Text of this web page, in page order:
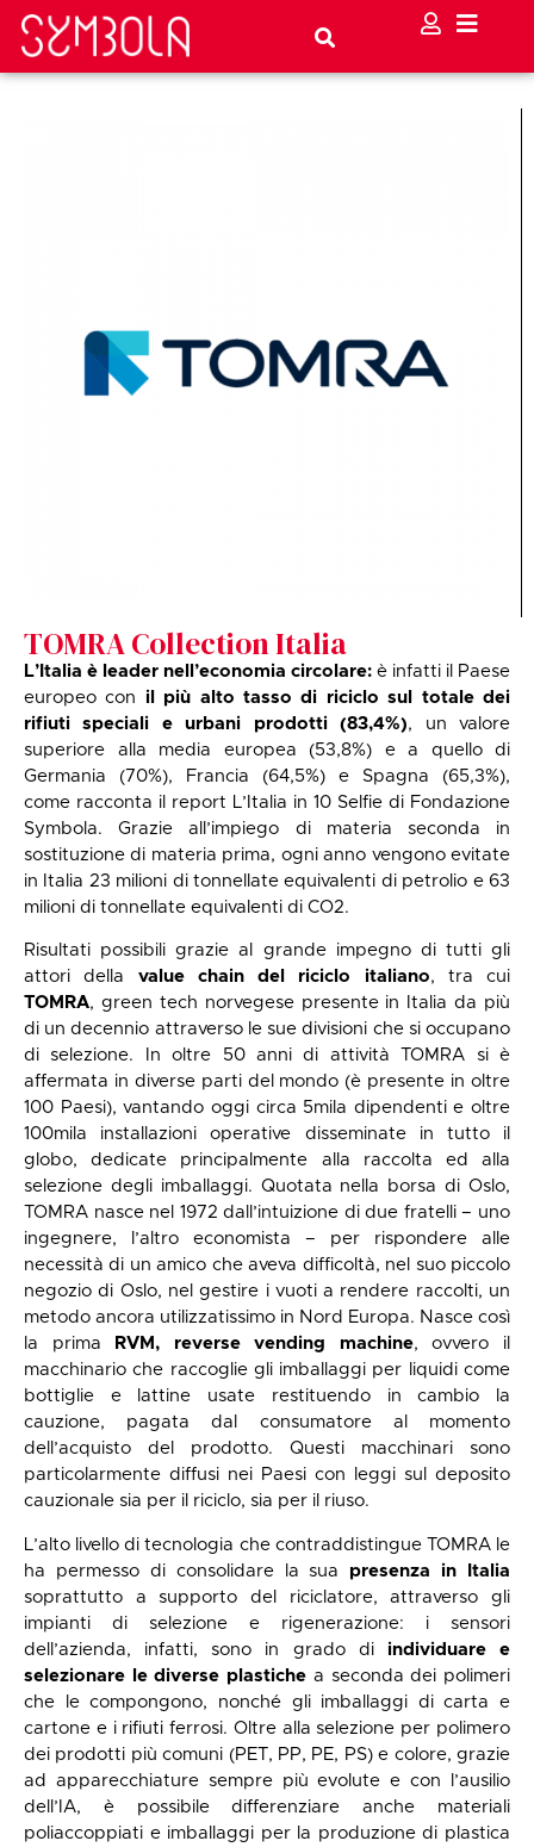
TOMRA Collection Italia
L’Italia è leader nell’economia circolare: è infatti il Paese
europeo con il più alto tasso di riciclo sul totale dei
rifiuti speciali e urbani prodotti (83,4%), un valore
superiore alla media europea (53,8%) e a quello di
Germania (70%), Francia (64,5%) e Spagna (65,3%),
come racconta il report L’Italia in 10 Selfie di Fondazione
Symbola. Grazie all’impiego di materia seconda in
sostituzione di materia prima, ogni anno vengono evitate
in Italia 23 milioni di tonnellate equivalenti di petrolio e 63
milioni di tonnellate equivalenti di CO2.
Risultati possibili grazie al grande impegno di tutti gli
attori della value chain del riciclo italiano, tra cui
TOMRA, green tech norvegese presente in Italia da più
di un decennio attraverso le sue divisioni che si occupano
di selezione. In oltre 50 anni di attività TOMRA si è
affermata in diverse parti del mondo (è presente in oltre
100 Paesi), vantando oggi circa 5mila dipendenti e oltre
100mila installazioni operative disseminate in tutto il
globo, dedicate principalmente alla raccolta ed alla
selezione degli imballaggi. Quotata nella borsa di Oslo,
TOMRA nasce nel 1972 dall’intuizione di due fratelli – uno
ingegnere, l’altro economista – per rispondere alle
necessità di un amico che aveva difficoltà, nel suo piccolo
negozio di Oslo, nel gestire i vuoti a rendere raccolti, un
metodo ancora utilizzatissimo in Nord Europa. Nasce così
la prima
RVM, reverse vending machine, ovvero il
macchinario che raccoglie gli imballaggi per liquidi come
bottiglie e lattine usate restituendo in cambio la
cauzione, pagata dal consumatore al momento
dell’acquisto del prodotto. Questi macchinari sono
particolarmente diffusi nei Paesi con leggi sul deposito
cauzionale sia per il riciclo, sia per il riuso.
L’alto livello di tecnologia che contraddistingue TOMRA le
ha permesso di consolidare la sua presenza in Italia
soprattutto a supporto del riciclatore, attraverso gli
impianti di selezione e rigenerazione: i sensori
dell’azienda, infatti, sono in grado di individuare e
selezionare le diverse plastiche a seconda dei polimeri
che le compongono, nonché gli imballaggi di carta e
cartone e i rifiuti ferrosi. Oltre alla selezione per polimero
dei prodotti più comuni (PET, PP, PE, PS) e colore, grazie
ad apparecchiature sempre più evolute e con l’ausilio
dell’IA, è possibile differenziare anche materiali
poliaccoppiati e imballaggi per la produzione di plastica